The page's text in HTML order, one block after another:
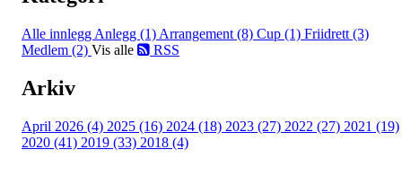
Alle innlegg Anlegg (1) Arrangement (8) Cup (1) Friidrett (3)
Medlem (2) Vis alle RSS
Arkiv
April 2026 (4) 2025 (16) 2024 (18) 2023 (27) 2022 (27) 2021 (19)
2020 (41) 2019 (33) 2018 (4)